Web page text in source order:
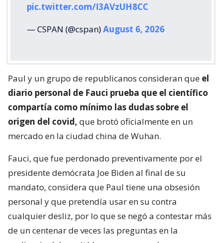
pic.twitter.com/I3AVzUH8CC
— CSPAN (@cspan)August 6, 2026
Paul y un grupo de republicanos consideran que el
diario personal de Fauci prueba que el científico
compartía como mínimo las dudas sobre el
origen del covid, que brotó oficialmente en un
mercado en la ciudad china de Wuhan.
Fauci, que fue perdonado preventivamente por el
presidente demócrata Joe Biden al final de su
mandato, considera que Paul tiene una obsesión
personal y que pretendía usar en su contra
cualquier desliz, por lo que se negó a contestar más
de un centenar de veces las preguntas en la